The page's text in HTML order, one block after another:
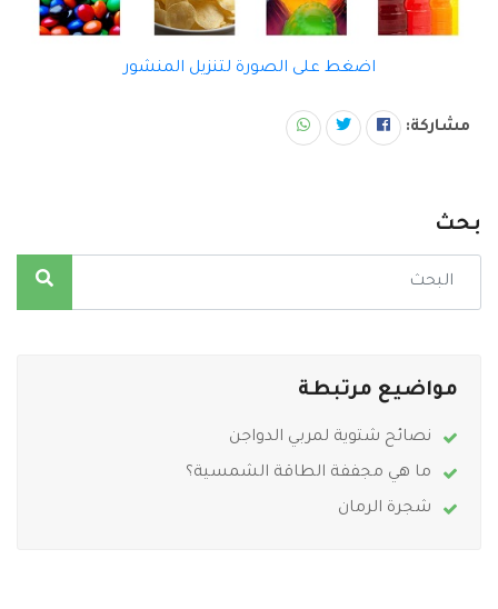
اضغط على الصورة لتنزيل المنشور
مشاركة:
بحث
مواضيع مرتبطة
نصائح شتوية لمربي الدواجن
ما هي مجففة الطاقة الشمسية؟
شجرة الرمان